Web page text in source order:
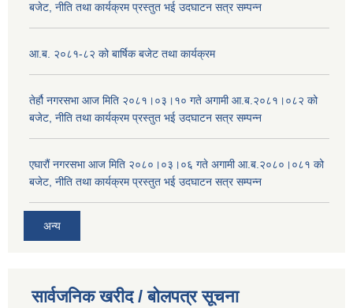
बजेट, नीति तथा कार्यक्रम प्रस्तुत भई उदघाटन सत्र सम्पन्न
आ.ब. २०८१-८२ को बार्षिक बजेट तथा कार्यक्रम
तेर्हौ नगरसभा आज मिति २०८१।०३।१० गते अगामी आ.ब.२०८१।०८२ को
बजेट, नीति तथा कार्यक्रम प्रस्तुत भई उदघाटन सत्र सम्पन्न
एघारौं नगरसभा आज मिति २०८०।०३।०६ गते अगामी आ.ब.२०८०।०८१ को
बजेट, नीति तथा कार्यक्रम प्रस्तुत भई उदघाटन सत्र सम्पन्न
अन्य
सार्वजनिक खरीद / बोलपत्र सूचना